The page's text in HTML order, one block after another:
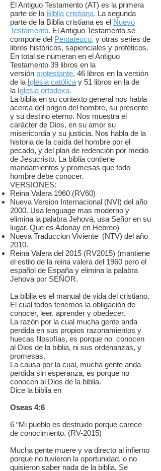
El Antiguo Testamento (AT) es la primera
parte de la Biblia cristiana. La segunda
parte de la Biblia cristiana es el Nuevo
Testamento. El Antiguo Testamento se
compone del Pentateuco, y otras series de
libros históricos, sapienciales y proféticos.
En total se numeran en el Antiguo
Testamento 39 libros en la
versión protestante, 46 libros en la versión
de la Iglesia católica y 51 libros en la de
la Iglesia ortodoxa.
La biblia en su contexto general nos habla
acerca del origen del hombre, su presente
y su destino eterno. Nos muestra el
carácter de Dios, en su amor su
misericordia y su justicia. Nos habla de la
historia de la caída del hombre por el
pecado, y del plan de redención por medio
de Jesucristo. La biblia contiene
mandamientos y promesas que todo
hombre debe conocer.
VERSIONES:
Reina Valera 1960 (RV60)
Nueva Version Internacional (NVI) del año
2000. Usa lenguage mas moderno y
elimina la palabra Jehová, usa Señor en su
lugar. Que es Adonay en Hebreo)
Nueva Traduccion Viviente (NTV) del año
2010.
Reina Valera del 2015 (RV2015) (mantiene
el estilo de la reina valera del 1960 pero el
español de España y elimina la palabra
Jehova por SEÑOR.
La biblia es el manual de vida del cristiano.
El cual todos tenemos la obligación de
conocer, leer, aprender y obedecer.
La razón por la cual mucha gente anda
perdida en sus propios razonamientos y
huecas filosofías, es porque no conocen
al Dios de la biblia, ni sus ordenanzas, y
promesas.
La causa por la cual, mucha gente anda
perdida sin esperanza, es porque no
conocen al Dios de la biblia.
Dice la biblia en
Oseas 4:6
6 “Mi pueblo es destruido porque carece
de conocimiento. (RV-2015)
Mucha gente muere y va directo al infierno
porque no tuvieron la oportunidad, o no
quisieron saber nada de la biblia. Se